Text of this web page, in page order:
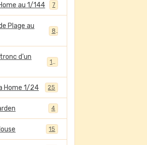
au 1/144 7
Plage au
d'un
Home 1/24 25
4
15